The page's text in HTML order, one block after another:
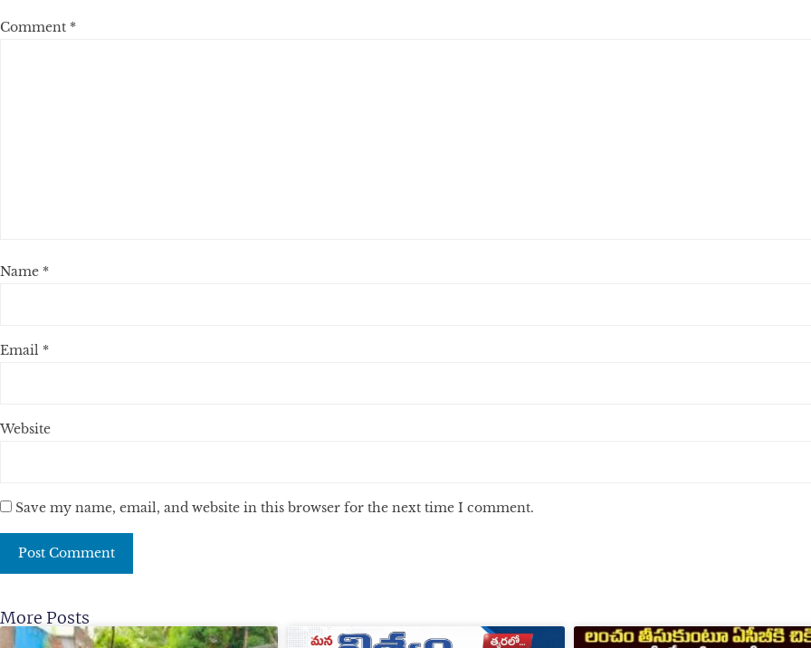
Comment *
Name *
Email *
Website
Save my name, email, and website in this browser for the next time I comment.
More Posts